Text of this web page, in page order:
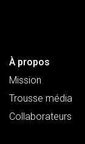
À propos
Mission
Trousse média
Collaborateurs